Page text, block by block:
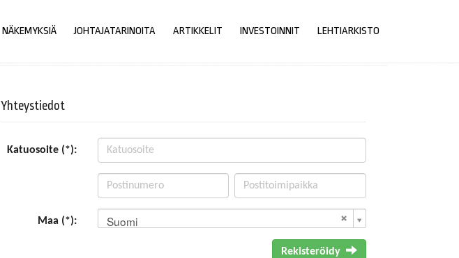
NÄKEMYKSIÄ JOHTAJATARINOITA ARTIKKELIT INVESTOINNIT LEHTIARKISTO
Yhteystiedot
Katuosoite (*):
Maa (*): Suomi
Rekisteröidy